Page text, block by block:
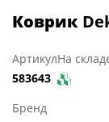
Коврик
Артикул
583643
На
Бренд